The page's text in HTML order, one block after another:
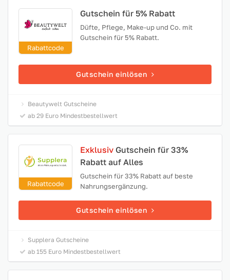
Rabattcode
Gutschein für 5% Rabatt
Düfte, Pflege, Make-up und Co. mit
Gutschein für 5% Rabatt.
Gutschein einlösen
Beautywelt Gutscheine
ab 29 Euro Mindestbestellwert
Rabattcode
Exklusiv Gutschein für 33%
Rabatt auf Alles
Gutschein für 33% Rabatt auf beste
Nahrungsergänzung.
Gutschein einlösen
Supplera Gutscheine
ab 155 Euro Mindestbestellwert